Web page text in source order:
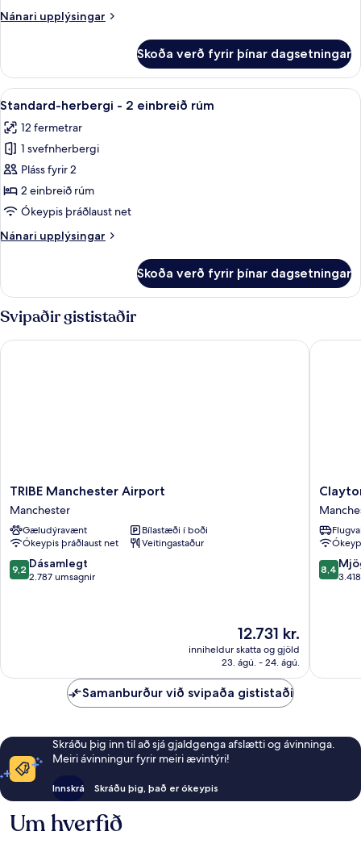
-Nánari upplýsingar
Nánari
herbergi
fyrir
þrjá
mörg
rúm
Skoða verð fyrir þínar dagsetningar
Skoða
allar
myndir
fyrir
Standard-
herbergi
-
einbreið
Standard-herbergi - 2 einbreið rúm
11
Standard-herbergi - 2 einbreið rúm
12 fermetrar
1 svefnherbergi
Pláss fyrir 2
2 einbreið rúm
Ókeypis þráðlaust net
Nánari upplýsingar
Nánari
herbergi
-
2
einbreið
rúm
Skoða verð fyrir þínar dagsetningar
Svipaðir gististaðir
TRIBE
Manchester
Airport
Manchester
TRIBE Manchester Airport
Manchester
Gæludýravænt
Bílastæði í boði
Ókeypis þráðlaust net
Veitingastaður
9.2
af
9,2 Dásamlegt
2.787 umsagnir
Verðið
er
12.731 kr.
12.731 kr.
inniheldur skatta og gjöld
23. ágú. - 24. ágú.
TRIBE Manchester Airport
Clayton
Hotel,
Airport
8.4
af
8,4
Clayton
Samanburður við svipaða gististaði
Skráðu þig inn til að sjá gjaldgenga afslætti og ávinninga.
Meiri ávinningur fyrir meiri ævintýri!
Innskrá Skráðu þig, það er ókeypis
Um hverfið